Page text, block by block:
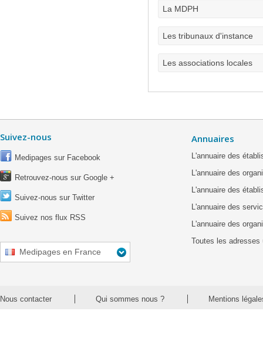
La MDPH
Les tribunaux d'instance
Les associations locales
Suivez-nous
Medipages sur Facebook
Retrouvez-nous sur Google +
Suivez-nous sur Twitter
Suivez nos flux RSS
Medipages en France
Annuaires
L'annuaire des
L'annuaire des
L'annuaire des
L'annuaire des
L'annuaire des
Toutes les adresses
Nous contacter Qui sommes nous ? Mentions